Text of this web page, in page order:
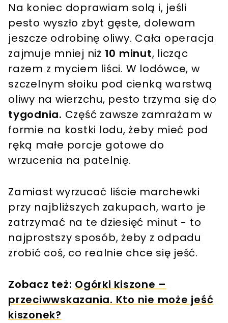
Na koniec doprawiam solą i, jeśli
pesto wyszło zbyt gęste, dolewam
jeszcze odrobinę oliwy. Cała operacja
zajmuje mniej niż 10 minut, licząc
razem z myciem liści. W lodówce, w
szczelnym słoiku pod cienką warstwą
oliwy na wierzchu, pesto trzyma się do
tygodnia. Część zawsze zamrażam w
formie na kostki lodu, żeby mieć pod
ręką małe porcje gotowe do
wrzucenia na patelnię.
Zamiast wyrzucać liście marchewki
przy najbliższych zakupach, warto je
zatrzymać na te dziesięć minut - to
najprostszy sposób, żeby z odpadu
zrobić coś, co realnie chce się jeść.
Zobacz też: Ogórki kiszone –
przeciwwskazania. Kto nie może jeść
kiszonek?